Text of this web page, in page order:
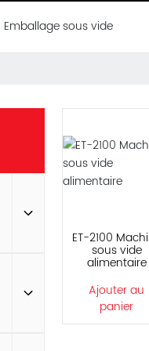
Emballage sous vide
ET-2100
sous vide
alimentaire
Ajouter au
panier